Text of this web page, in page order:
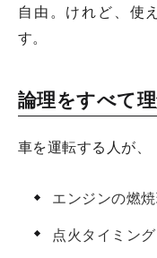
自由。けれど、使
す。
論理をすべて
車を運転する人が、
エンジンの燃
点火タイミング